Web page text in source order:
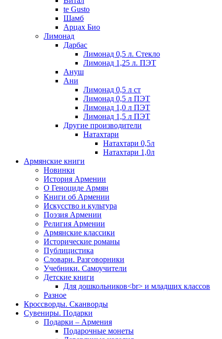
te Gusto
Шамб
Арцах Био
Лимонад
Дарбас
Лимонад 0,5 л. Стекло
Лимонад 1,25 л. ПЭТ
Ануш
Ани
Лимонад 0,5 л ст
Лимонад 0,5 л ПЭТ
Лимонад 1,0 л ПЭТ
Лимонад 1,5 л ПЭТ
Другие производители
Натахтари
Натахтари 0,5л
Натахтари 1,0л
Армянские книги
Новинки
История Армении
О Геноциде Армян
Книги об Армении
Иcкусство и культура
Поэзия Армении
Религия Армении
Армянские классики
Исторические романы
Публицистика
Словари. Разговорники
Учебники. Самоучители
Детские книги
Для дошкольников<br> и младших классов
Разное
Кроссворды. Сканворды
Сувениры. Подарки
Подарки – Армения
Подарочные монеты